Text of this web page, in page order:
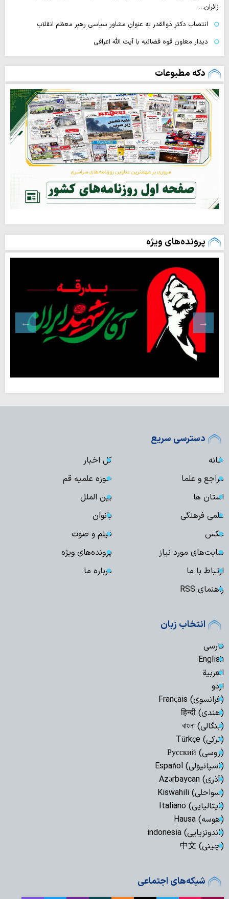
زائران…
انتصاب دکتر ذوالقدر به عنوان مشاور سیاسی رهبر معظم انقلاب
دیدار معاون قوه قضائیه با آیت الله اعرافی
دکه مطبوعات
پرونده‌های ویژه
دسترسی سریع
خانه
کل اخبار
مراجع و علما
حوزه علمیه قم
استان ها
بین الملل
علمی فرهنگی
بانوان
عکس
فیلم و صوت
سایت‌های مورد نیاز
پرونده‌های ویژه
ارتباط با ما
درباره ما
راهنمای RSS
انتخاب زبان
فارسی
English
العربیة
اردو
(فرانسوی) Français
(هندی) हिन्दी
(بنگالی) বাংলা
(ترکی) Türkçe
(روسی) Русский
(اسپانیولی) Español
(آذری) Azərbaycan
(سواحلی) Kiswahili
(ایتالیایی) Italiano
(هوسه) Hausa
(اندونزیایی) indonesia
(چینی) 中文
شبکه‌های اجتماعی